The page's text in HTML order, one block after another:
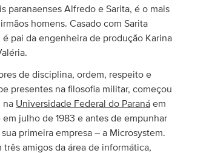
paranaenses Alfredo e Sarita, é o mais
homens. Casado com Sarita
é pai da engenheira de produção Karina
de disciplina, ordem, respeito e
presentes na filosofia militar, começou
na Universidade Federal do Paraná em
em julho de 1983 e antes de empunhar
primeira empresa – a Microsystem.
três amigos da área de informática,